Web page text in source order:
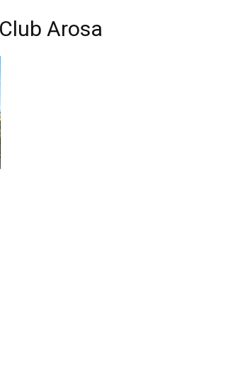
Arosa